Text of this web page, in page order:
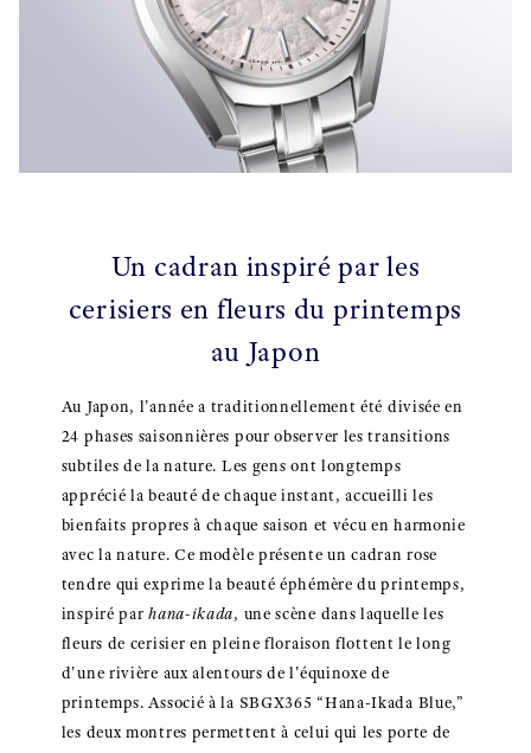
Un cadran inspiré par les
cerisiers en fleurs du printemps
au Japon
Au Japon, l'année a traditionnellement été divisée en
24 phases saisonnières pour observer les transitions
subtiles de la nature. Les gens ont longtemps
apprécié la beauté de chaque instant, accueilli les
bienfaits propres à chaque saison et vécu en harmonie
avec la nature. Ce modèle présente un cadran rose
tendre qui exprime la beauté éphémère du printemps,
inspiré parhana-ikada, une scène dans laquelle les
fleurs de cerisier en pleine floraison flottent le long
d'une rivière aux alentours de l'équinoxe de
printemps. Associé à la SBGX365 “Hana-Ikada Blue,”
les deux montres permettent à celui qui les porte de